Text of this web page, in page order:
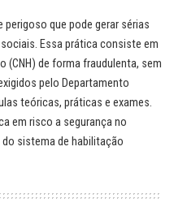
que pode gerar sérias
Essa prática consiste em
(CNH) de forma fraudulenta, sem
pelo Departamento
teóricas, práticas e exames.
em risco a segurança no
sistema de habilitação